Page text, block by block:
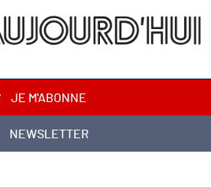
JE M'ABONNE
NEWSLETTER